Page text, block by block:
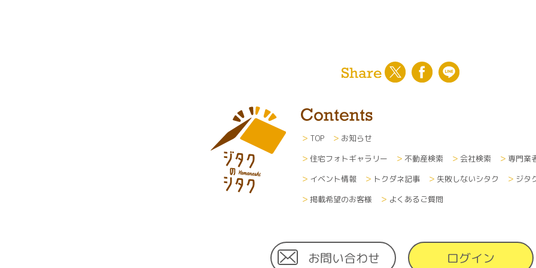
TOP
お知らせ
住宅フォトギャラリー
不動産検索 会社検索
専門業
イベント情報
トクダネ記事 失敗しないシタク
ジタ
掲載希望のお客様
よくあるご質問
お問い合わせ ログイン